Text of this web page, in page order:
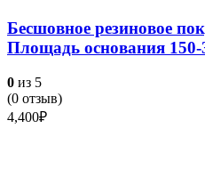
Бесшовное резиновое
Площадь основания
0 из 5
(0 отзыв)
4,400₽